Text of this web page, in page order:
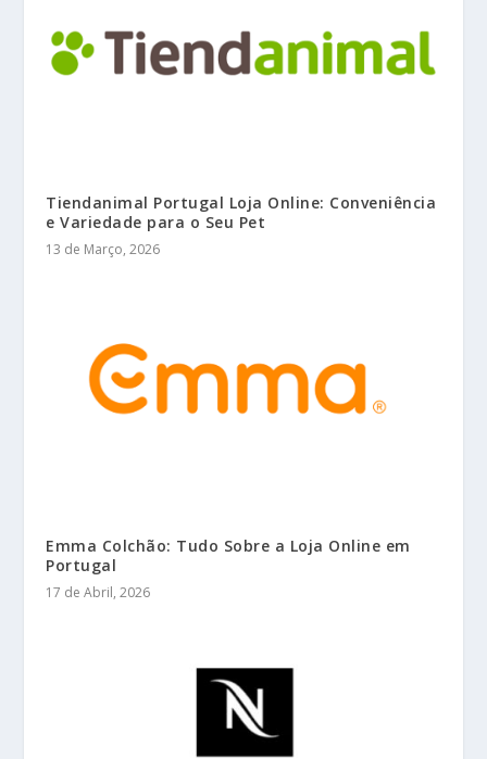
Tiendanimal Portugal Loja Online: Conveniência
e Variedade para o Seu Pet
13 de Março, 2026
Emma Colchão: Tudo Sobre a Loja Online em
Portugal
17 de Abril, 2026